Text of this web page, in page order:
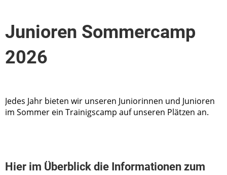
Junioren Sommercamp
2026
Jedes Jahr bieten wir unseren Juniorinnen und Junioren
im Sommer ein Trainigscamp auf unseren Plätzen an.
Hier im Überblick die Informationen zum